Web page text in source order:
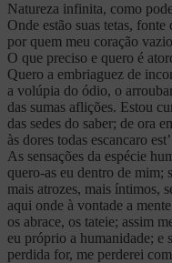
Natureza infinita, como
Onde estão suas tetas,
por quem meu coração
O que preciso e quero é
Quero a embriaguez de
a volúpia do ódio, o
das sumas aflições. Estou
das sedes do saber; de ora
às dores todas escancaro
As sensações da espécie
quero-as eu dentro de mim;
mais atrozes, mais íntimos,
aqui onde à vontade a
os abrace, os tateie; assim
eu próprio a humanidade; e
perdida for, me perderei